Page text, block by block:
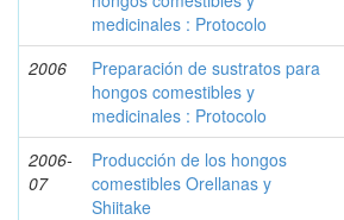
medicinales : Protocolo
2006
Preparación de sustratos para
hongos comestibles y
medicinales : Protocolo
2006-
07
Producción de los hongos
comestibles Orellanas y
Shiitake